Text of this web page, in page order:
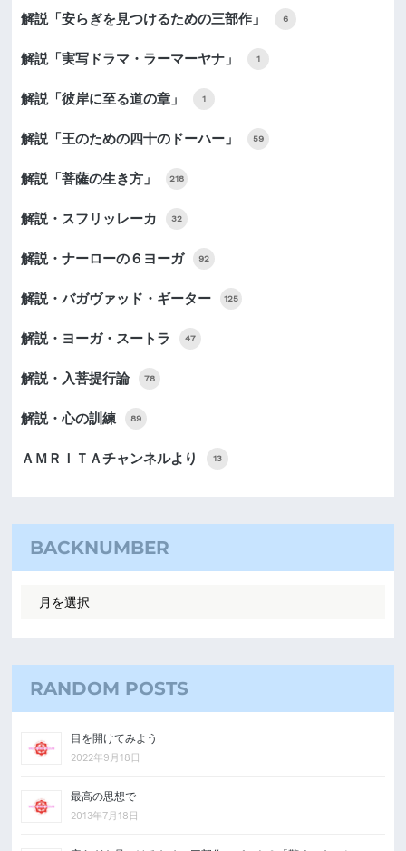
解説「安らぎを見つけるための三部作」 6
解説「実写ドラマ・ラーマーヤナ」 1
解説「彼岸に至る道の章」 1
解説「王のための四十のドーハー」 59
解説「菩薩の生き方」 218
解説・スフリッレーカ 32
解説・ナーローの６ヨーガ 92
解説・バガヴァッド・ギーター 125
解説・ヨーガ・スートラ 47
解説・入菩提行論 78
解説・心の訓練 89
ＡＭＲＩＴＡチャンネルより 13
BACKNUMBER
RANDOM POSTS
目を開けてみよう
2022年9月18日
最高の思想で
2013年7月18日